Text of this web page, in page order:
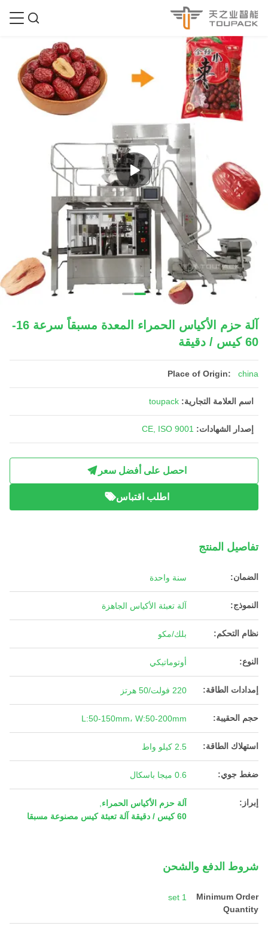
آلة حزم الأكياس الحمراء المعدة مسبقاً سرعة 16-
60 كيس / دقيقة
Place of Origin: china
اسم العلامة التجارية: toupack
إصدار الشهادات: CE, ISO 9001
احصل على أفضل سعر
اطلب اقتباس
تفاصيل المنتج
الضمان: سنة واحدة
النموذج: آلة تعبئة الأكياس الجاهزة
نظام التحكم: بلك/مكو
النوع: أوتوماتيكي
إمدادات الطاقة: 220 فولت/50 هرتز
حجم الحقيبة: L:50-150mm، W:50-200mm
استهلاك الطاقة: 2.5 كيلو واط
ضغط جوي: 0.6 ميجا باسكال
إبراز: آلة حزم الأكياس الحمراء
60 كيس / دقيقة آلة تعبئة كيس مصنوعة مسبقا
شروط الدفع والشحن
Minimum Order
Quantity
1 set